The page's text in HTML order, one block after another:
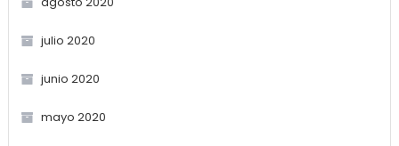
julio 2020
junio 2020
mayo 2020